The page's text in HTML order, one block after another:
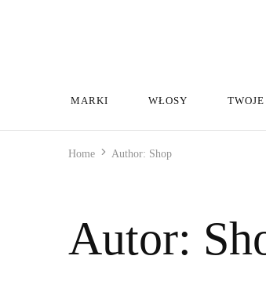
MARKI WŁOSY
Home Author: Shop
Autor: